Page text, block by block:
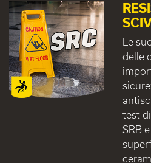
Le
delle
test
SRB